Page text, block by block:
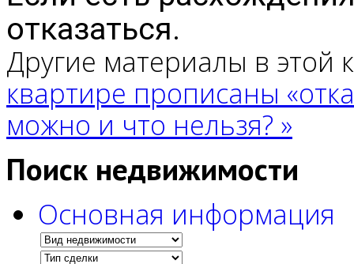
отказаться.
Другие материалы в этой
квартире прописаны
можно и что нельзя? »
Поиск недвижимости
Основная информация